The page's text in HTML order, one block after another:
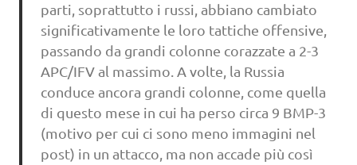
parti, soprattutto i russi, abbiano cambiato
significativamente le loro tattiche offensive,
passando da grandi colonne corazzate a 2-3
APC/IFV al massimo. A volte, la Russia
conduce ancora grandi colonne, come quella
di questo mese in cui ha perso circa 9 BMP-3
(motivo per cui ci sono meno immagini nel
post) in un attacco, ma non accade più così